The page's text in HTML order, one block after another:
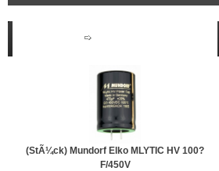
(StÃ¼ck) Mundorf Elko MLYTIC HV 100?
F/450V